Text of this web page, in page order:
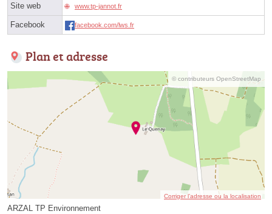
Site web www.tp-jannot.fr
Facebook facebook.com/lws.fr
Plan et adresse
© contributeurs OpenStreetMap
Corriger l’adresse ou la localisation
ARZAL TP Environnement